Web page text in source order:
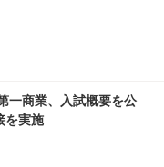
一商業、入試概要を公
を実施